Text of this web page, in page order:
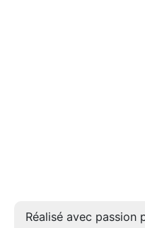
Réalisé avec passion